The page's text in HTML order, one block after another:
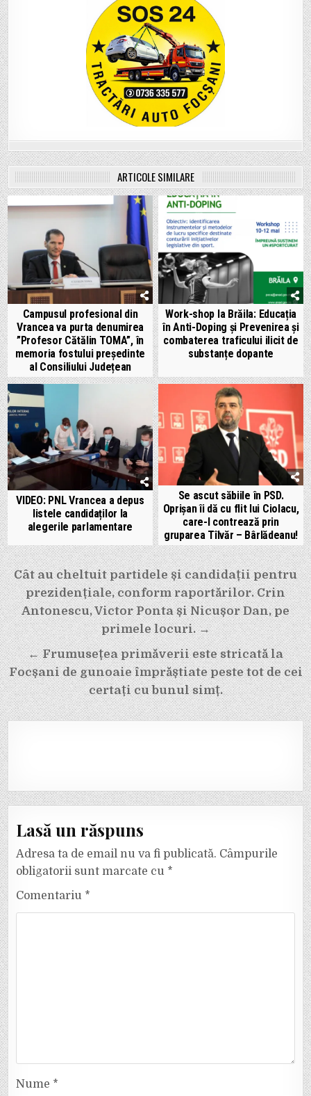
ARTICOLE SIMILARE
Campusul profesional din
Vrancea va purta denumirea
”Profesor Cătălin TOMA”, în
memoria fostului președinte
al Consiliului Județean
Work-shop la Brăila: Educația
în Anti-Doping și Prevenirea și
combaterea traficului ilicit de
substanțe dopante
VIDEO: PNL Vrancea a depus
listele candidaților la
alegerile parlamentare
Se ascut săbiile în PSD.
Oprișan îi dă cu flit lui Ciolacu,
care-l contrează prin
gruparea Tîlvăr – Bârlădeanu!
Navigare
în
articole
Cât au cheltuit partidele și candidații pentru
prezidențiale, conform raportărilor. Crin
Antonescu, Victor Ponta și Nicușor Dan, pe
primele locuri. →
← Frumusețea primăverii este stricată la
Focșani de gunoaie împrăștiate peste tot de cei
certați cu bunul simț.
Lasă un răspuns
Adresa ta de email nu va fi publicată. Câmpurile
obligatorii sunt marcate cu *
Comentariu *
Nume *